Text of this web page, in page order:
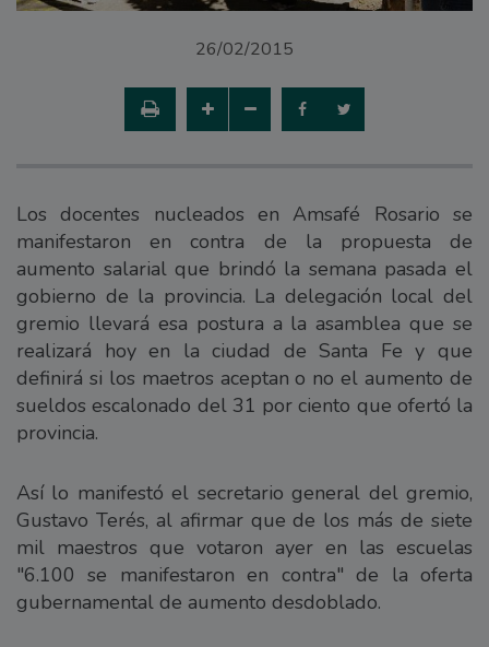
26/02/2015
Los docentes nucleados en Amsafé Rosario se
manifestaron en contra de la propuesta de
aumento salarial que brindó la semana pasada el
gobierno de la provincia. La delegación local del
gremio llevará esa postura a la asamblea que se
realizará hoy en la ciudad de Santa Fe y que
definirá si los maetros aceptan o no el aumento de
sueldos escalonado del 31 por ciento que ofertó la
provincia.
Así lo manifestó el secretario general del gremio,
Gustavo Terés, al afirmar que de los más de siete
mil maestros que votaron ayer en las escuelas
"6.100 se manifestaron en contra" de la oferta
gubernamental de aumento desdoblado.